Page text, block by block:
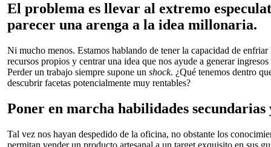
El problema es llevar al extremo
parecer una arenga a la idea millonaria.
Ni mucho menos. Estamos hablando de tener la capacidad de
recursos propios y centrar una idea que nos ayude a generar
Perder un trabajo siempre supone un shock. ¿Qué tenemos dentro
descubrir facetas potencialmente muy rentables?
Poner en marcha habilidades
Tal vez nos hayan despedido de la oficina, no obstante los
permitan vender un producto artesanal a un target exquisito en sus